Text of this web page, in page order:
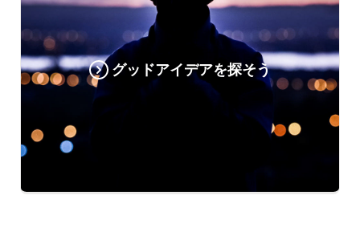
グッドアイデアを探そう